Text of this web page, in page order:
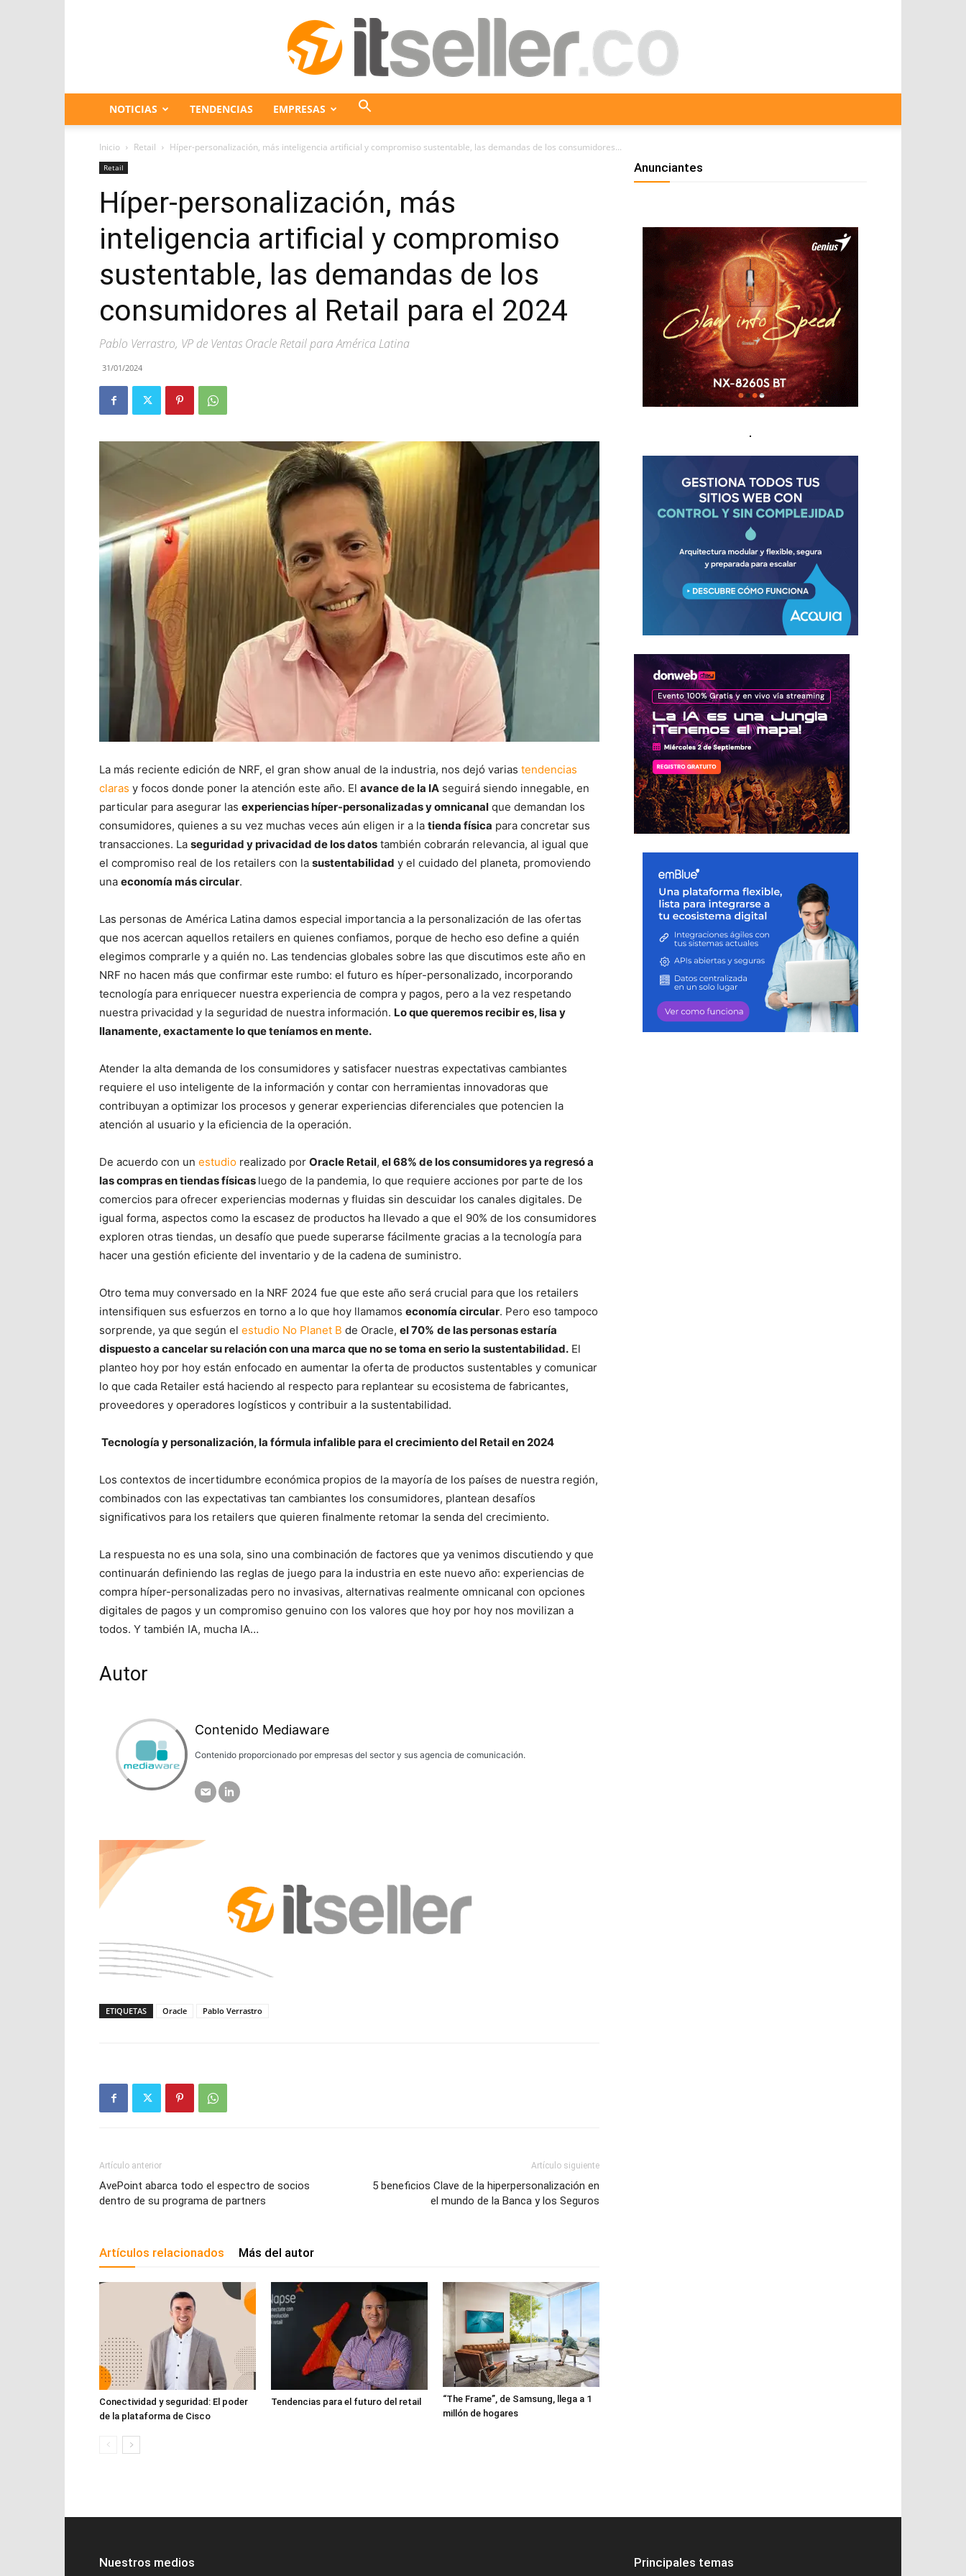
ITseller
NOTICIAS TENDENCIAS EMPRESAS
Inicio Retail Híper-personalización, más inteligencia artificial y compromiso sustentable, las demandas de los consumidores...
Retail
Híper-personalización, más
inteligencia artificial y compromiso
sustentable, las demandas de los
consumidores al Retail para el 2024
Pablo Verrastro, VP de Ventas Oracle Retail para América Latina
31/01/2024
La más reciente edición de NRF, el gran show anual de la industria, nos dejó varias tendencias
claras y focos donde poner la atención este año. El avance de la IA seguirá siendo innegable, en
particular para asegurar las experiencias híper-personalizadas y omnicanal que demandan los
consumidores, quienes a su vez muchas veces aún eligen ir a la tienda física para concretar sus
transacciones. La seguridad y privacidad de los datos también cobrarán relevancia, al igual que
el compromiso real de los retailers con la sustentabilidad y el cuidado del planeta, promoviendo
una economía más circular.
Las personas de América Latina damos especial importancia a la personalización de las ofertas
que nos acercan aquellos retailers en quienes confiamos, porque de hecho eso define a quién
elegimos comprarle y a quién no. Las tendencias globales sobre las que discutimos este año en
NRF no hacen más que confirmar este rumbo: el futuro es híper-personalizado, incorporando
tecnología para enriquecer nuestra experiencia de compra y pagos, pero a la vez respetando
nuestra privacidad y la seguridad de nuestra información. Lo que queremos recibir es, lisa y
llanamente, exactamente lo que teníamos en mente.
Atender la alta demanda de los consumidores y satisfacer nuestras expectativas cambiantes
requiere el uso inteligente de la información y contar con herramientas innovadoras que
contribuyan a optimizar los procesos y generar experiencias diferenciales que potencien la
atención al usuario y la eficiencia de la operación.
De acuerdo con un estudio realizado por Oracle Retail, el 68% de los consumidores ya regresó a
las compras en tiendas físicas luego de la pandemia, lo que requiere acciones por parte de los
comercios para ofrecer experiencias modernas y fluidas sin descuidar los canales digitales. De
igual forma, aspectos como la escasez de productos ha llevado a que el 90% de los consumidores
exploren otras tiendas, un desafío que puede superarse fácilmente gracias a la tecnología para
hacer una gestión eficiente del inventario y de la cadena de suministro.
Otro tema muy conversado en la NRF 2024 fue que este año será crucial para que los retailers
intensifiquen sus esfuerzos en torno a lo que hoy llamamos economía circular. Pero eso tampoco
sorprende, ya que según el estudio No Planet B de Oracle, el 70% de las personas estaría
dispuesto a cancelar su relación con una marca que no se toma en serio la sustentabilidad. El
planteo hoy por hoy están enfocado en aumentar la oferta de productos sustentables y comunicar
lo que cada Retailer está haciendo al respecto para replantear su ecosistema de fabricantes,
proveedores y operadores logísticos y contribuir a la sustentabilidad.
Tecnología y personalización, la fórmula infalible para el crecimiento del Retail en 2024
Los contextos de incertidumbre económica propios de la mayoría de los países de nuestra región,
combinados con las expectativas tan cambiantes los consumidores, plantean desafíos
significativos para los retailers que quieren finalmente retomar la senda del crecimiento.
La respuesta no es una sola, sino una combinación de factores que ya venimos discutiendo y que
continuarán definiendo las reglas de juego para la industria en este nuevo año: experiencias de
compra híper-personalizadas pero no invasivas, alternativas realmente omnicanal con opciones
digitales de pagos y un compromiso genuino con los valores que hoy por hoy nos movilizan a
todos. Y también IA, mucha IA…
Autor
Contenido Mediaware
Contenido proporcionado por empresas del sector y sus agencia de comunicación.
ETIQUETAS Oracle Pablo Verrastro
Artículo anterior
AvePoint abarca todo el espectro de socios
dentro de su programa de partners
Artículo siguiente
5 beneficios Clave de la hiperpersonalización en
el mundo de la Banca y los Seguros
Artículos relacionados Más del autor
Conectividad y seguridad: El poder
de la plataforma de Cisco
Tendencias para el futuro del retail
“The Frame”, de Samsung, llega a 1
millón de hogares
Anunciantes
Nuestros medios Principales temas